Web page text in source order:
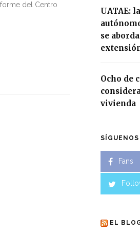
del Centro
UATAE:
se
Ocho de
vivienda
SÍGUENOS
Fans
EL